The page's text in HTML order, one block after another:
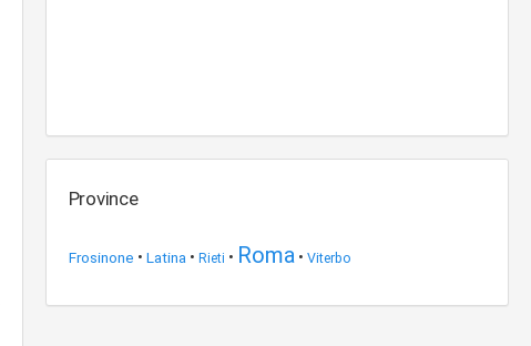
Province
Frosinone • Latina • Rieti • Roma • Viterbo